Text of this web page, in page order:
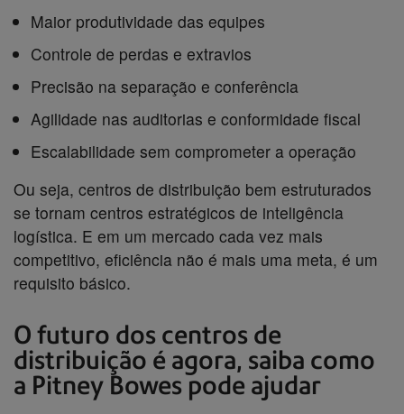
Maior produtividade das equipes
Controle de perdas e extravios
Precisão na separação e conferência
Agilidade nas auditorias e conformidade fiscal
Escalabilidade sem comprometer a operação
Ou seja, centros de distribuição bem estruturados
se tornam centros estratégicos de inteligência
logística. E em um mercado cada vez mais
competitivo, eficiência não é mais uma meta, é um
requisito básico.
O futuro dos centros de
distribuição é agora, saiba como
a Pitney Bowes pode ajudar